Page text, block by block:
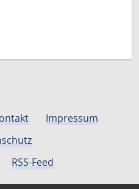
Impressum
RSS-Feed